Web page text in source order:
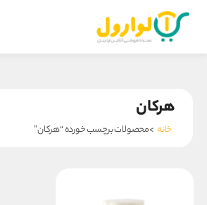
هرکان
خانه >محصولات برچسب خورده “هرکان”